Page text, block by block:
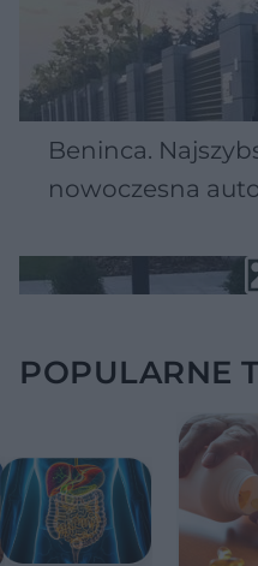
Beninca.
nowoczesna
POPULARNE